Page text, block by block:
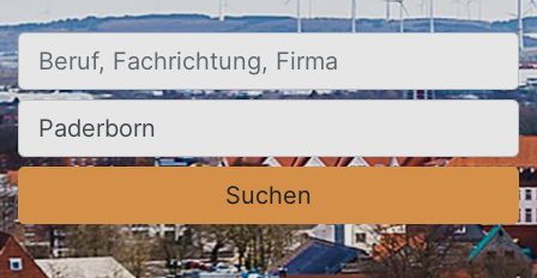
Beruf, Fachrichtung, Firma
Ort, Stadt
Suchen